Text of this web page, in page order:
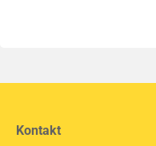
Kontakt